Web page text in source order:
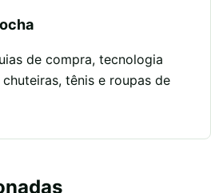
de compra, tecnologia
tênis e roupas de